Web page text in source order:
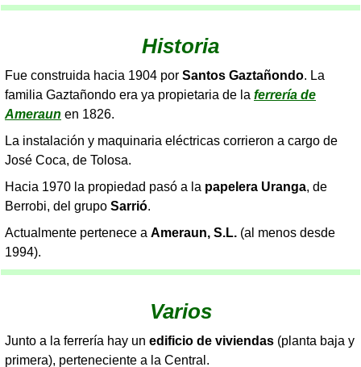
Historia
Fue construida hacia 1904 por Santos Gaztañondo. La
familia Gaztañondo era ya propietaria de la ferrería de
Ameraun en 1826.
La instalación y maquinaria eléctricas corrieron a cargo de
José Coca, de Tolosa.
Hacia 1970 la propiedad pasó a la papelera Uranga, de
Berrobi, del grupo Sarrió.
Actualmente pertenece a Ameraun, S.L. (al menos desde
1994).
Varios
Junto a la ferrería hay un edificio de viviendas (planta baja y
primera), perteneciente a la Central.